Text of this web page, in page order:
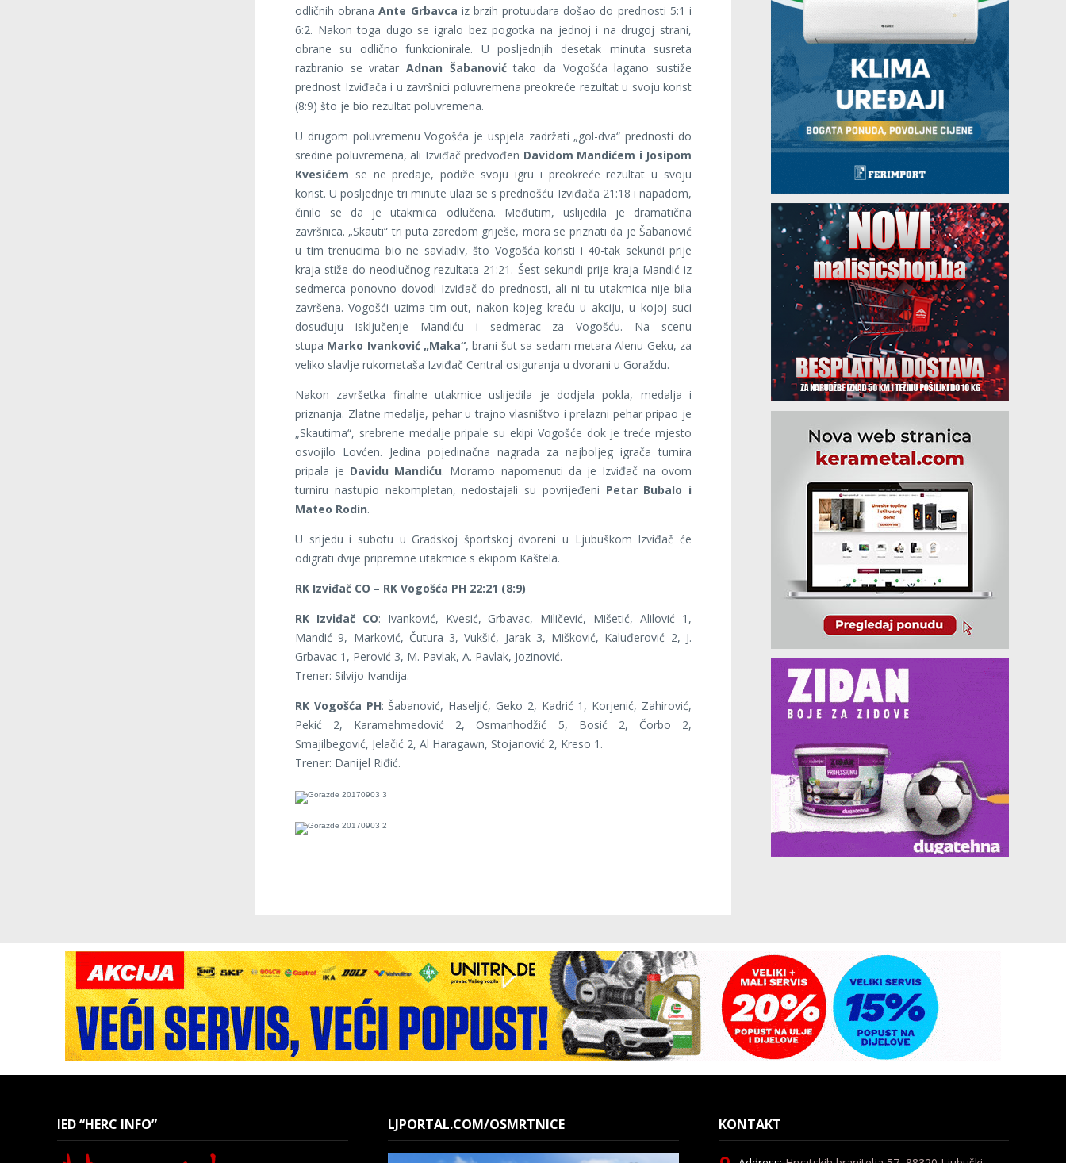
odličnih obranaAnte Grbavca iz brzih protuudara došao do prednosti 5:1 i
6:2. Nakon toga dugo se igralo bez pogotka na jednoj i na drugoj strani,
obrane su odlično funkcionirale. U posljednjih desetak minuta susreta
razbranio se vratar Adnan Šabanovićtako da Vogošća lagano sustiže
prednost Izviđača i u završnici poluvremena preokreće rezultat u svoju korist
(8:9) što je bio rezultat poluvremena.
U drugom poluvremenu Vogošća je uspjela zadržati „gol-dva“ prednosti do
sredine poluvremena, ali Izviđač predvođen Davidom Mandićem i Josipom
Kvesićem se ne predaje, podiže svoju igru i preokreće rezultat u svoju
korist. U posljednje tri minute ulazi se s prednošću Izviđača 21:18 i napadom,
činilo se da je utakmica odlučena. Međutim, uslijedila je dramatična
završnica. „Skauti“ tri puta zaredom griješe, mora se priznati da je Šabanović
u tim trenucima bio ne savladiv, što Vogošća koristi i 40-tak sekundi prije
kraja stiže do neodlučnog rezultata 21:21. Šest sekundi prije kraja Mandić iz
sedmerca ponovno dovodi Izviđač do prednosti, ali ni tu utakmica nije bila
završena. Vogošći uzima tim-out, nakon kojeg kreću u akciju, u kojoj suci
dosuđuju isključenje Mandiću i sedmerac za Vogošću. Na scenu
stupa Marko Ivanković „Maka“, brani šut sa sedam metara Alenu Geku, za
veliko slavlje rukometaša Izviđač Central osiguranja u dvorani u Goraždu.
Nakon završetka finalne utakmice uslijedila je dodjela pokla, medalja i
priznanja. Zlatne medalje, pehar u trajno vlasništvo i prelazni pehar pripao je
„Skautima“, srebrene medalje pripale su ekipi Vogošće dok je treće mjesto
osvojilo Lovćen. Jedina pojedinačna nagrada za najboljeg igrača turnira
pripala je Davidu Mandiću. Moramo napomenuti da je Izviđač na ovom
turniru nastupio nekompletan, nedostajali su povrijeđeni Petar Bubalo i
Mateo Rodin.
U srijedu i subotu u Gradskoj športskoj dvoreni u Ljubuškom Izviđač će
odigrati dvije pripremne utakmice s ekipom Kaštela.
RK Izviđač CO – RK Vogošća PH 22:21 (8:9)
RK Izviđač CO: Ivanković, Kvesić, Grbavac, Miličević, Mišetić, Alilović 1,
Mandić 9, Marković, Čutura 3, Vukšić, Jarak 3, Mišković, Kaluđerović 2, J.
Grbavac 1, Perović 3, M. Pavlak, A. Pavlak, Jozinović.
Trener: Silvijo Ivandija.
RK Vogošća PH: Šabanović, Haseljić, Geko 2, Kadrić 1, Korjenić, Zahirović,
Pekić 2, Karamehmedović 2, Osmanhodžić 5, Bosić 2, Čorbo 2,
Smajilbegović, Jelačić 2, Al Haragawn, Stojanović 2, Kreso 1.
Trener: Danijel Riđić.
IED “HERC INFO” LJPORTAL.COM/OSMRTNICE KONTAKT